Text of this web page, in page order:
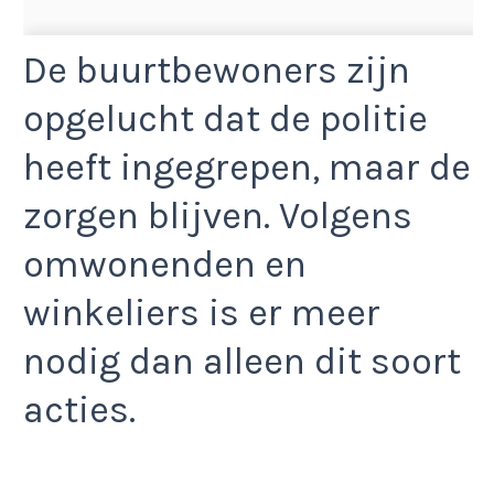
De buurtbewoners zijn
opgelucht dat de politie
heeft ingegrepen, maar de
zorgen blijven. Volgens
omwonenden en
winkeliers is er meer
nodig dan alleen dit soort
acties.